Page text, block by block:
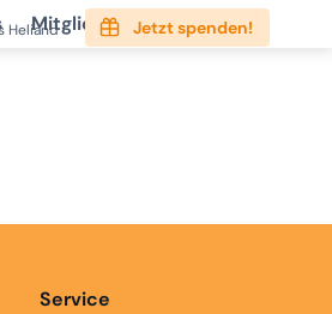
Heliand Jetzt spenden!
Mitgliedschaft Service
Service